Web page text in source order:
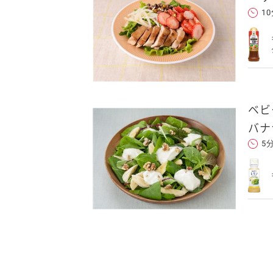
10
ベ
バ
5